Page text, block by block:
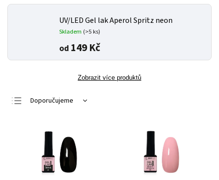
UV/LED Gel lak Aperol Spritz neon
Skladem (>5 ks)
od 149 Kč
Zobrazit více produktů
Doporučujeme
Nejdražší
Nejprodávanější
Abecedně